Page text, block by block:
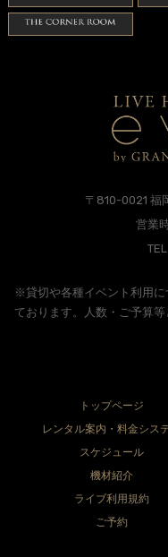
〒810-0021 福
営業
※貸切や各種イベント利用
ております。人数・ご予算
トップページ
レンタル案内・料金シス
スケジュール
機材紹介
ライブ利用規約
ご予約